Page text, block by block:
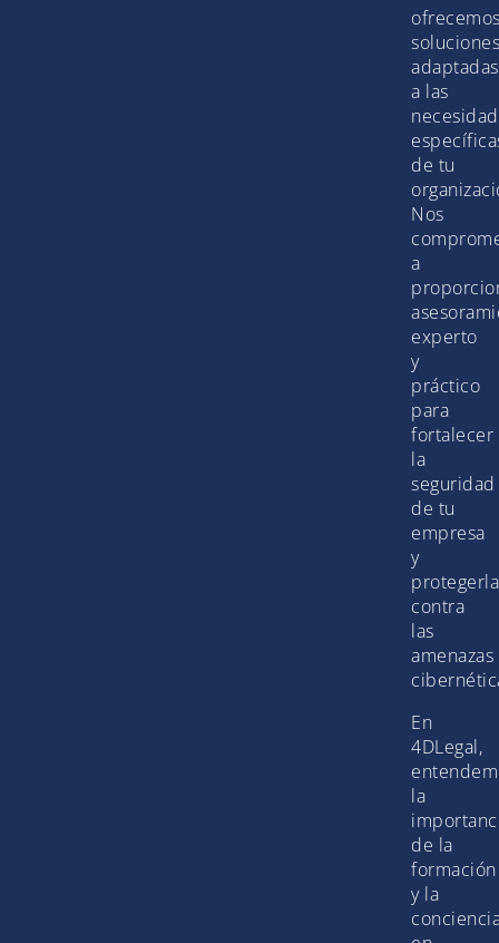
soluciones
adaptadas
a las
de tu
Nos
a
experto
y
práctico
para
fortalecer
la
seguridad
de tu
empresa
y
protegerla
contra
las
amenazas
En
4DLegal,
la
de la
formación
y la